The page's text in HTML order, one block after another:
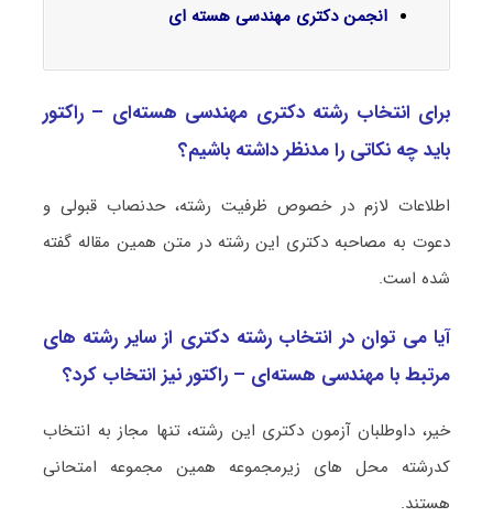
انجمن دکتری مهندسی هسته ای
برای انتخاب رشته دکتری مهندسی هسته‌ای – راکتور
باید چه نکاتی را مدنظر داشته باشیم؟
اطلاعات لازم در خصوص ظرفیت رشته، حدنصاب قبولی و
دعوت به مصاحبه دکتری این رشته در متن همین مقاله گفته
شده است.
آیا می توان در انتخاب رشته دکتری از سایر رشته های
مرتبط با مهندسی هسته‌ای – راکتور نیز انتخاب کرد؟
خیر، داوطلبان آزمون دکتری این رشته، تنها مجاز به انتخاب
کدرشته محل های زیرمجموعه همین مجموعه امتحانی
هستند.